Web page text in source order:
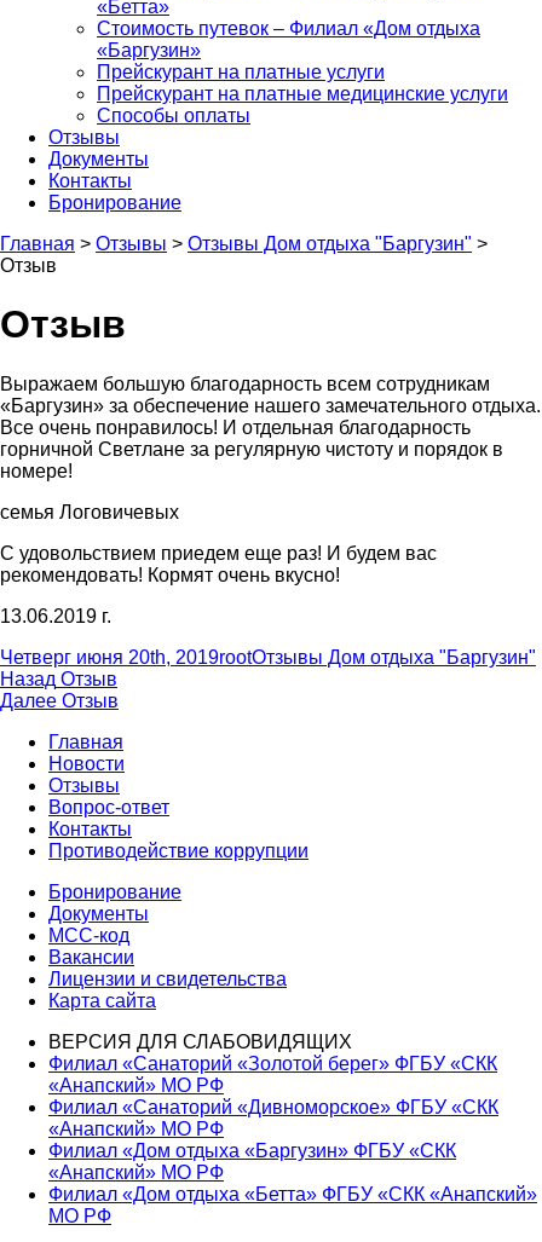
«Бетта»
Стоимость путевок – Филиал «Дом отдыха
«Баргузин»
Прейскурант на платные услуги
Прейскурант на платные медицинские услуги
Способы оплаты
Отзывы
Документы
Контакты
Бронирование
Главная > Отзывы > Отзывы Дом отдыха "Баргузин" >
Отзыв
Отзыв
Выражаем большую благодарность всем сотрудникам
«Баргузин» за обеспечение нашего замечательного отдыха.
Все очень понравилось! И отдельная благодарность
горничной Светлане за регулярную чистоту и порядок в
номере!
семья Логовичевых
С удовольствием приедем еще раз! И будем вас
рекомендовать! Кормят очень вкусно!
13.06.2019 г.
Опубликовано
Четверг июня 20th, 2019Автор
rootРубрики
Отзывы Дом отдыха "Баргузин"
Навигация
по
записям
Назад Предыдущая
запись:
Отзыв
Далее Следующая
Отзыв
Главная
Новости
Отзывы
Вопрос-ответ
Контакты
Противодействие коррупции
Бронирование
Документы
МСС-код
Вакансии
Лицензии и свидетельства
Карта сайта
ВЕРСИЯ ДЛЯ СЛАБОВИДЯЩИХ
Филиал «Санаторий «Золотой берег» ФГБУ «СКК
«Анапский» МО РФ
Филиал «Санаторий «Дивноморское» ФГБУ «СКК
«Анапский» МО РФ
Филиал «Дом отдыха «Баргузин» ФГБУ «СКК
«Анапский» МО РФ
Филиал «Дом отдыха «Бетта» ФГБУ «СКК «Анапский»
МО РФ